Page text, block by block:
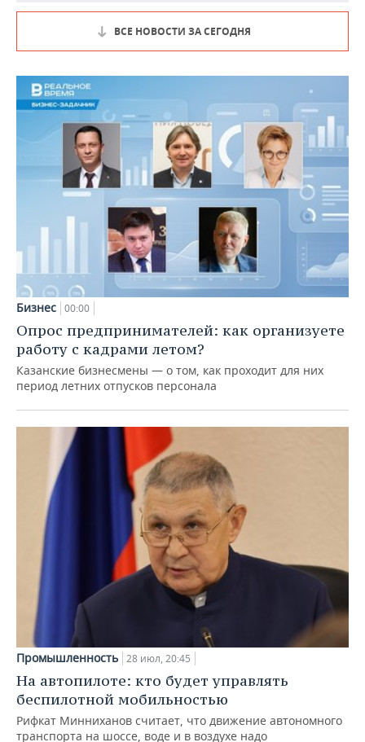
ВСЕ НОВОСТИ ЗА СЕГОДНЯ
Бизнес 00:00
Опрос предпринимателей: как организуете
работу с кадрами летом?
Казанские бизнесмены — о том, как проходит для них
период летних отпусков персонала
Промышленность 28 июл, 20:45
На автопилоте: кто будет управлять
беспилотной мобильностью
Рифкат Минниханов считает, что движение автономного
транспорта на шоссе, воде и в воздухе надо